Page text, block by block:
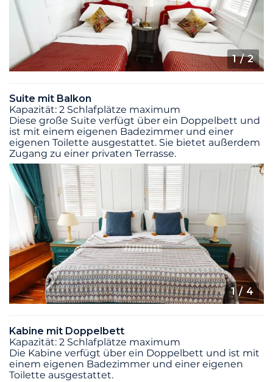
1/ 2
Suite mit Balkon
Kapazität: 2 Schlafplätze maximum
Diese große Suite verfügt über ein Doppelbett und
ist mit einem eigenen Badezimmer und einer
eigenen Toilette ausgestattet. Sie bietet außerdem
Zugang zu einer privaten Terrasse.
1/ 4
Kabine mit Doppelbett
Kapazität: 2 Schlafplätze maximum
Die Kabine verfügt über ein Doppelbett und ist mit
einem eigenen Badezimmer und einer eigenen
Toilette ausgestattet.